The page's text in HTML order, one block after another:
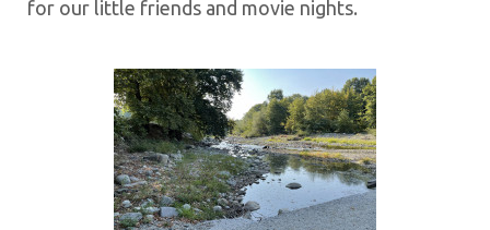
for our little friends and movie nights.